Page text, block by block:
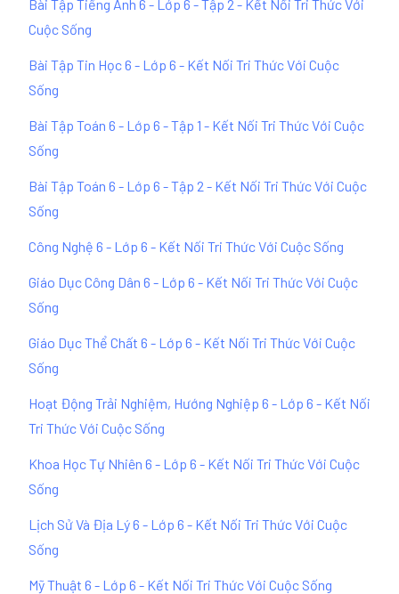
Bài Tập Tiếng Anh 6 - Lớp 6 - Tập 2 - Kết Nối Tri Thức Với
Cuộc Sống
Bài Tập Tin Học 6 - Lớp 6 - Kết Nối Tri Thức Với Cuộc
Sống
Bài Tập Toán 6 - Lớp 6 - Tập 1 - Kết Nối Tri Thức Với Cuộc
Sống
Bài Tập Toán 6 - Lớp 6 - Tập 2 - Kết Nối Tri Thức Với Cuộc
Sống
Công Nghệ 6 - Lớp 6 - Kết Nối Tri Thức Với Cuộc Sống
Giáo Dục Công Dân 6 - Lớp 6 - Kết Nối Tri Thức Với Cuộc
Sống
Giáo Dục Thể Chất 6 - Lớp 6 - Kết Nối Tri Thức Với Cuộc
Sống
Hoạt Động Trải Nghiệm, Hướng Nghiệp 6 - Lớp 6 - Kết Nối
Tri Thức Với Cuộc Sống
Khoa Học Tự Nhiên 6 - Lớp 6 - Kết Nối Tri Thức Với Cuộc
Sống
Lịch Sử Và Địa Lý 6 - Lớp 6 - Kết Nối Tri Thức Với Cuộc
Sống
Mỹ Thuật 6 - Lớp 6 - Kết Nối Tri Thức Với Cuộc Sống